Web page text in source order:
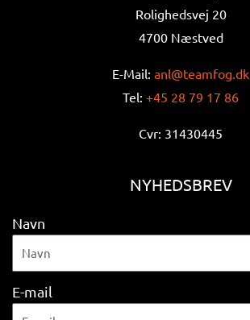
Rolighedsvej 20
4700 Næstved
E-Mail: anl@teamfog.dk
Tel: +45 28 79 17 86
Cvr: 31430445
NYHEDSBREV
Navn
E-mail